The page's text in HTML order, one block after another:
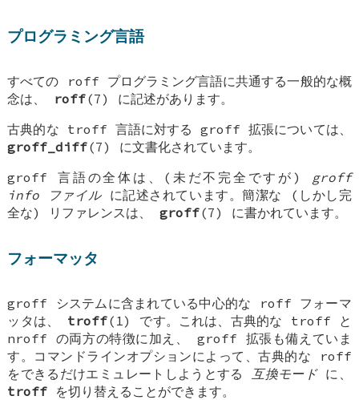
プログラミング言語
すべての roff プログラミング言語に共通する一般的な概
念は、 roff(7) に記述があります。
古典的な troff 言語に対する groff 拡張については、
groff_diff(7) に文書化されています。
groff 言語の全体は、(未だ不完全ですが)
groff
info ファイルに記述されています。簡潔な (しかし完
全な) リファレンスは、groff(7) に書かれています。
フォーマッタ
groff システムに含まれている中心的な roff フォーマ
ッタは、 troff(1) です。これは、古典的な troff と
nroff の両方の特徴に加え、 groff 拡張も備えていま
す。コマンドラインオプションによって、古典的な roff
をできるだけエミュレートしようとする
互換モードに、
troff を切り替えることができます。